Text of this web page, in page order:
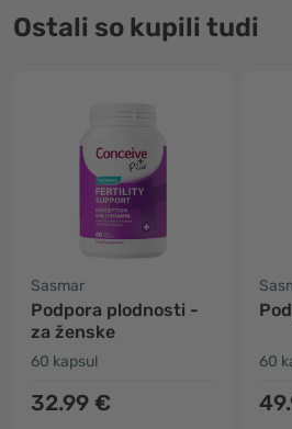
Ostali so kupili tudi
Sasmar
Podpora plodnosti -
za ženske
60 kapsul
32.99 €
60